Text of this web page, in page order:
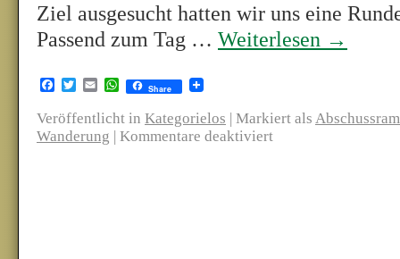
Ziel ausgesucht hatten wir uns eine
Passend zum Tag … Weiterlesen →
Facebook
TwitterEmailWhatsApp
Share
Veröffentlicht in Kategorielos | Markiert als
Wanderung | Kommentare deaktiviert